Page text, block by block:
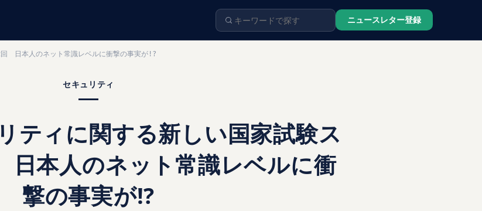
ニュースレター登録
日本人のネット常識レベルに衝撃の事実が!?
セキュリティ
ィに関する新しい国家試験ス
本人のネット常識レベルに衝
撃の事実が!?